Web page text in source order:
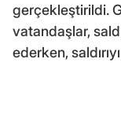
gerçekleştirildi.
vatandaşlar,
ederken,